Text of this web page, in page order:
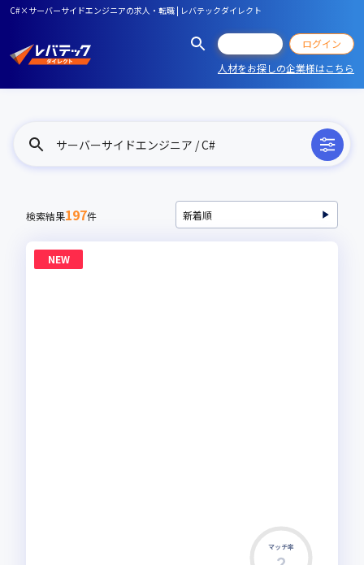
C#×サーバーサイドエンジニアの求人・転職 | レバテックダイレクト
ログイン
人材をお探しの企業様はこちら
サーバーサイドエンジニア / C#
検索結果197件
NEW
マッチ率